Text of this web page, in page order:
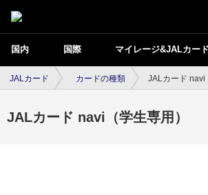
国内 国際 マイレージ&JALカード
JALカード カードの種類 JALカード navi
JALカード navi（学生専用）